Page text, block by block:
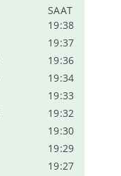
SAAT
19:38
19:37
19:36
19:34
19:33
19:32
19:30
19:29
19:27